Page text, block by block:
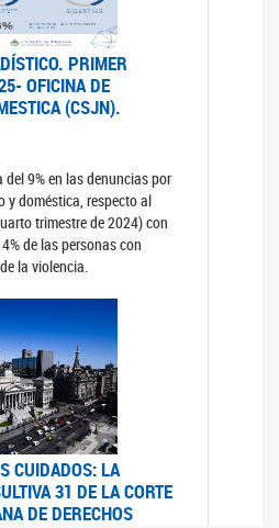
PRIMER
OFICINA DE
(CSJN).
del 9% en las denuncias por
y doméstica, respecto al
trimestre de 2024) con
de las personas con
la violencia.
CUIDADOS: LA
31 DE LA CORTE
DE DERECHOS